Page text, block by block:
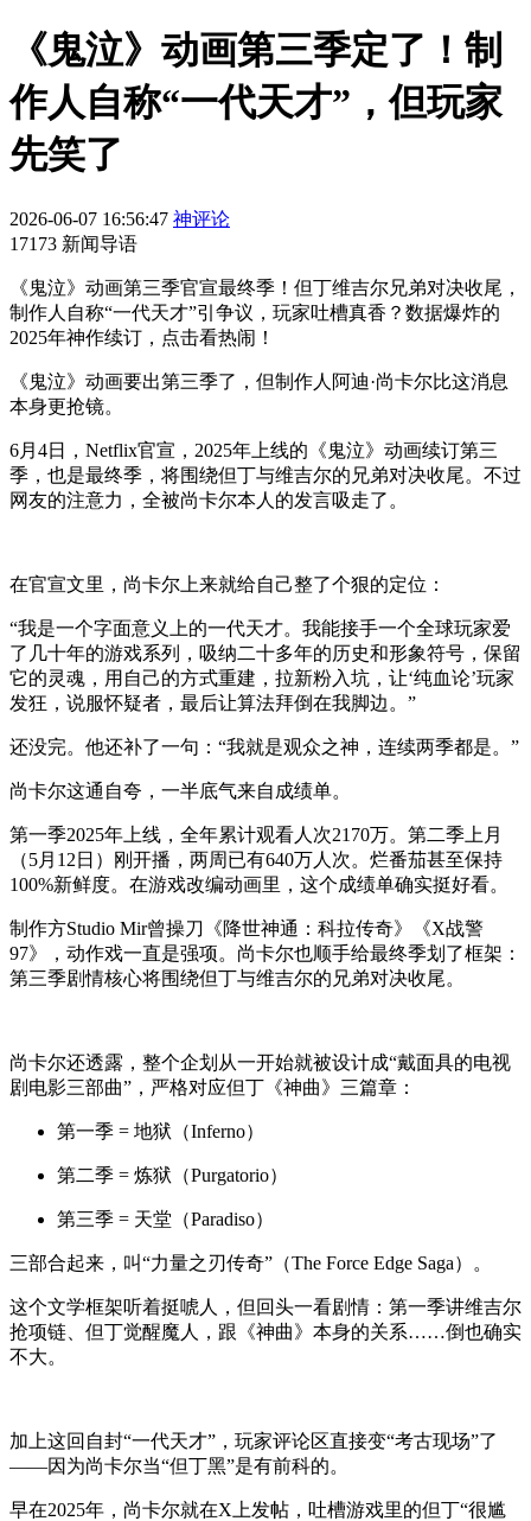
《鬼泣》动画第三季定了！制
作人自称“一代天才”，但玩家
先笑了
2026-06-07 16:56:47 神评论
17173 新闻导语
《鬼泣》动画第三季官宣最终季！但丁维吉尔兄弟对决收尾，
制作人自称“一代天才”引争议，玩家吐槽真香？数据爆炸的
2025年神作续订，点击看热闹！
《鬼泣》动画要出第三季了，但制作人阿迪·尚卡尔比这消息
本身更抢镜。
6月4日，Netflix官宣，2025年上线的《鬼泣》动画续订第三
季，也是最终季，将围绕但丁与维吉尔的兄弟对决收尾。不过
网友的注意力，全被尚卡尔本人的发言吸走了。
在官宣文里，尚卡尔上来就给自己整了个狠的定位：
“我是一个字面意义上的一代天才。我能接手一个全球玩家爱
了几十年的游戏系列，吸纳二十多年的历史和形象符号，保留
它的灵魂，用自己的方式重建，拉新粉入坑，让‘纯血论’玩家
发狂，说服怀疑者，最后让算法拜倒在我脚边。”
还没完。他还补了一句：“我就是观众之神，连续两季都是。”
尚卡尔这通自夸，一半底气来自成绩单。
第一季2025年上线，全年累计观看人次2170万。第二季上月
（5月12日）刚开播，两周已有640万人次。烂番茄甚至保持
100%新鲜度。在游戏改编动画里，这个成绩单确实挺好看。
制作方Studio Mir曾操刀《降世神通：科拉传奇》《X战警
97》，动作戏一直是强项。尚卡尔也顺手给最终季划了框架：
第三季剧情核心将围绕但丁与维吉尔的兄弟对决收尾。
尚卡尔还透露，整个企划从一开始就被设计成“戴面具的电视
剧电影三部曲”，严格对应但丁《神曲》三篇章：
第一季 = 地狱（Inferno）
第二季 = 炼狱（Purgatorio）
第三季 = 天堂（Paradiso）
三部合起来，叫“力量之刃传奇”（The Force Edge Saga）。
这个文学框架听着挺唬人，但回头一看剧情：第一季讲维吉尔
抢项链、但丁觉醒魔人，跟《神曲》本身的关系……倒也确实
不大。
加上这回自封“一代天才”，玩家评论区直接变“考古现场”了
——因为尚卡尔当“但丁黑”是有前科的。
早在2025年，尚卡尔就在X上发帖，吐槽游戏里的但丁“很尴